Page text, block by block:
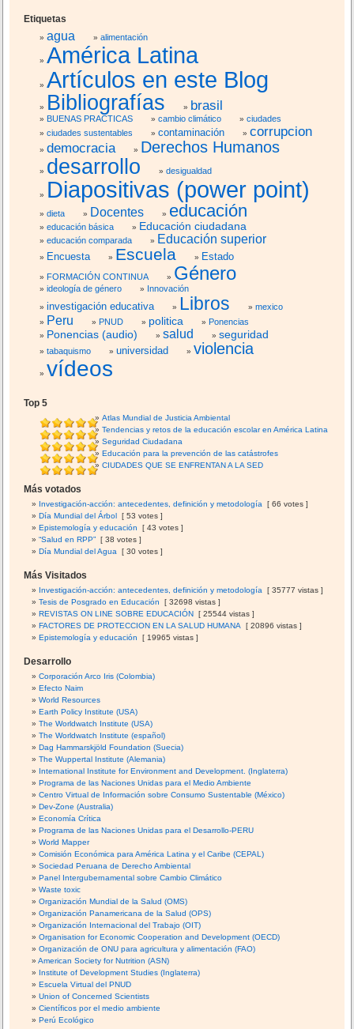
Etiquetas
agua alimentación
América Latina
Artículos en este Blog
Bibliografías brasil
BUENAS PRACTICAS cambio climático
ciudades
ciudades sustentables
contaminación
corrupcion
democracia
Derechos Humanos
desarrollo desigualdad
Diapositivas (power point)
dieta Docentes educación
educación básica Educación ciudadana
educación comparada Educación superior
Encuesta Escuela Estado
FORMACIÓN CONTINUA Género
ideología de género Innovación
investigación educativa Libros mexico
Peru PNUD politica Ponencias
Ponencias (audio) salud seguridad
tabaquismo universidad violencia
vídeos
Top 5
Atlas Mundial de Justicia Ambiental
Tendencias y retos de la educación escolar en América Latina
Seguridad Ciudadana
Educación para la prevención de las catástrofes
CIUDADES QUE SE ENFRENTAN A LA SED
Más votados
Investigación-acción: antecedentes, definición y metodología
[ 66 votes ]
Día Mundial del Árbol [ 53 votes ]
Epistemología y educación
[ 43 votes ]
“Salud en RPP” [ 38 votes ]
Día Mundial del Agua
[ 30 votes ]
Más Visitados
Investigación-acción: antecedentes, definición y metodología
[ 35777 vistas ]
Tesis de Posgrado en Educación
[ 32698 vistas ]
REVISTAS ON LINE SOBRE EDUCACIÓN [ 25544 vistas ]
FACTORES DE PROTECCION EN LA SALUD HUMANA
[ 20896 vistas ]
Epistemología y educación
[ 19965 vistas ]
Desarrollo
Corporación Arco Iris (Colombia)
Efecto Naim
World Resources
Earth Policy Institute (USA)
The Worldwatch Institute (USA)
The Worldwatch Institute (español)
Dag Hammarskjöld Foundation (Suecia)
The Wuppertal Institute (Alemania)
International Institute for Environment and Development. (Inglaterra)
Programa de las Naciones Unidas para el Medio Ambiente
Centro Virtual de Información sobre Consumo Sustentable (México)
Dev-Zone (Australia)
Economía Crítica
Programa de las Naciones Unidas para el Desarrollo-PERU
World Mapper
Comisión Económica para América Latina y el Caribe (CEPAL)
Sociedad Peruana de Derecho Ambiental
Panel Intergubernamental sobre Cambio Climático
Waste toxic
Organización Mundial de la Salud (OMS)
Organización Panamericana de la Salud (OPS)
Organización Internacional del Trabajo (OIT)
Organisation for Economic Cooperation and Development (OECD)
Organización de ONU para agricultura y alimentación (FAO)
American Society for Nutrition (ASN)
Institute of Development Studies (Inglaterra)
Escuela Virtual del PNUD
Union of Concerned Scientists
Científicos por el medio ambiente
Perú Ecológico